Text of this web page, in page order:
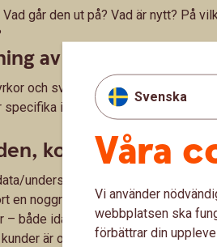
går den ut på? Vad är nytt? På
av dig/teamet/
och svagheter? Vad ger er en
specifika idé i mål? Behöver ni
konkurrenterna
undersökningar/beteendeanalys
en noggrann analys av marknaden
– både idag och i morgon. Visa på
är och var de största hoten och
Svenska
Våra
Vi använder
webbplatsen ska
förbättrar din